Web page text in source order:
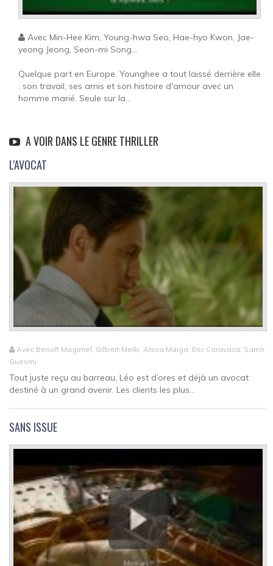
Avec Min-Hee Kim, Young-hwa Seo, Hae-hyo Kwon, Jae-
yeong Jeong, Seon-mi Song...
Quelque part en Europe. Younghee a tout laissé derrière elle
: son travail, ses amis et son histoire d'amour avec un
homme marié. Seule sur la...
A VOIR DANS LE GENRE THRILLER
L'AVOCAT
Avec Benoît Magimel, Gilbert Melki, Aïssa Maïga, Eric Caravaca, Samir
Guesmi
Tout juste reçu au barreau, Léo est d’ores et déjà un avocat
destiné à un grand avenir. Les clients les plus...
SANS ISSUE